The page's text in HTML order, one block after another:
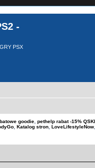
-
PSX
goodie pethelp rabat -15%
Katalog stron LoveLifestyleNow